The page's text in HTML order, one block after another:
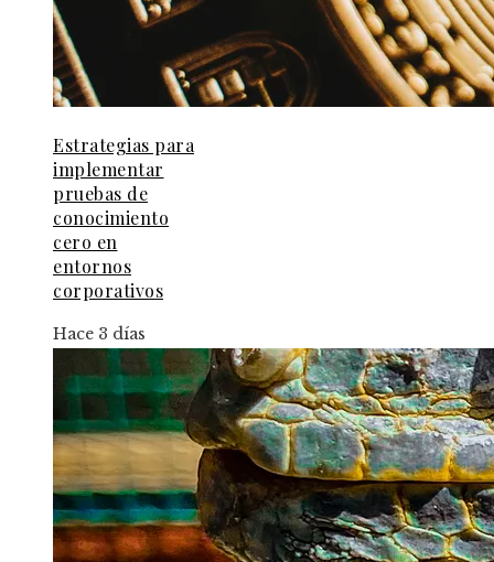
Estrategias para
implementar
pruebas de
conocimiento
cero en
entornos
corporativos
Hace 3 días